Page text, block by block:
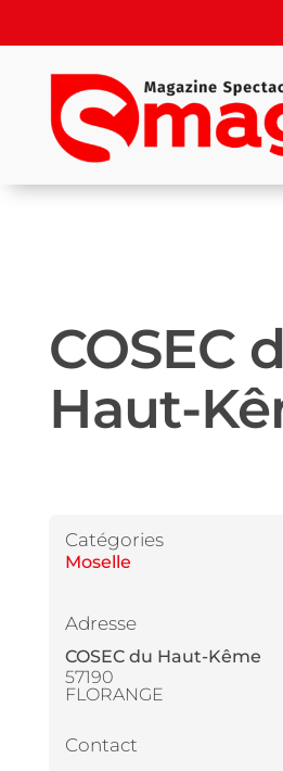
COSEC
Haut-
Catégories
Moselle
Adresse
COSEC du Haut-Kême
57190
FLORANGE
Contact